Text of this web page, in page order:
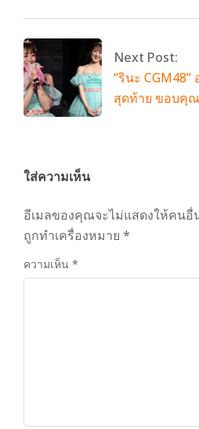
Next Post:
“รินะ
สุดท้าย ขอบคุ
ใส่ความเห็น
อีเมลของคุณจะไม่แสดงให้คนอื่
ถูกทำเครื่องหมาย *
ความเห็น *